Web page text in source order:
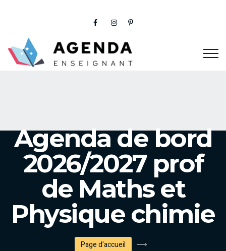
Agenda de bord
2026/2027 prof
de Maths et
Physique chimie
Page d'accueil